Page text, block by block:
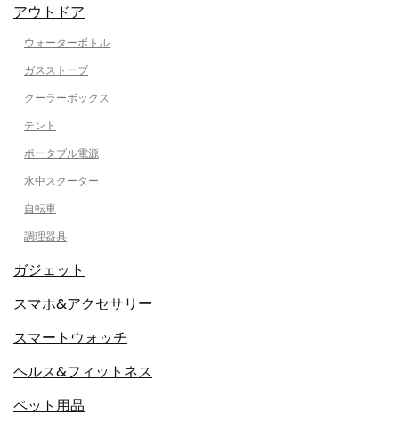
アウトドア
ウォーターボトル
ガスストーブ
クーラーボックス
テント
ポータブル電源
水中スクーター
自転車
調理器具
ガジェット
スマホ&アクセサリー
スマートウォッチ
ヘルス&フィットネス
ペット用品